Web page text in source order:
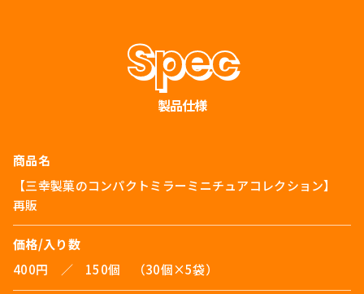
製品仕様
商品名
【三幸製菓のコンパクトミラーミニチュアコレクション】
再販
価格/入り数
400円 ／ 150個 （30個×5袋）